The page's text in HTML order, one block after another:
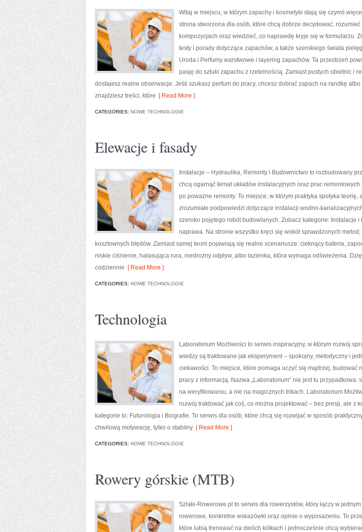
Witaj w miejscu, w którym zapachy i kosmetyki stają się czymś
strona stworzona dla osób, które chcą dobrze decydować,
kompozycjach oraz wiedzieć, co naprawdę kryje się w formularzu.
testy i porady dotyczące zapachów, a także szerokiego świata
Uroda i Perfumy warstwowe i layering zapachów. Ta przestrzeń
pasję do sztuki zapachu z rzetelnością. Zamiast pustych obietnic i
dostajesz realne obserwacje. Jeśli szukasz perfum do pracy, chcesz dobrać zapach na randkę albo
znajdziesz treści, które [ Read More ]
CATEGORIES: NOWE TECHNOLOGIE
Elewacje i fasady
Instalacje – Hydraulika, Remonty i Budownictwo to rozbudowany
chcą ogarnąć temat układów instalacyjnych oraz prac
po poważne remonty. To miejsce, w którym praktyka spotyka teorię,
zrozumiałe podpowiedzi dotyczące instalacji wodno-
szeroko pojętego robót budowlanych. Zobacz kategorie: Instalacje i
naprawa. Na stronie wszystko kręci się wokół sprawdzonych
kosztownych błędów. Zamiast samej teorii pojawiają się realne scenariusze: cieknący bateria,
niskie ciśnienie, hałasująca rura, niedrożny odpływ, albo łazienka, która wymaga odświeżenia.
codziennie [ Read More ]
CATEGORIES: NOWE TECHNOLOGIE
Technologia
Laboratorium Możliwości to serwis inspiracyjny, w którym rozwój
wiedzy są traktowane jak eksperyment – spokojny, metodyczny i
ciekawości. To miejsce, które pomaga uczyć się mądrzej, budować
pracy z informacją. Nazwa „Laboratorium” nie jest tu przypadkowa:
na weryfikowaniu, a nie na magicznych trikach. Laboratorium
rozwój traktować jak coś, co można projektować – bez presji, ale z
kategorie to: Futurologia i Biografie. To serwis dla osób, które chcą się rozwijać w sposób
chwilową motywację, tylko o stabilny [ Read More ]
CATEGORIES: NOWE TECHNOLOGIE
Rowery górskie (MTB)
Szlaki-Rowerowe.pl to serwis dla rowerzystów, który łączy w
rowerowe, konkretne wskazówki oraz opinie o wyposażeniu. To
które lubią trenować na dwóch kółkach i jednocześnie chcą